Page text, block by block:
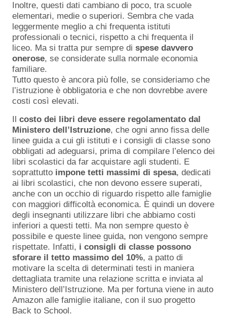
Inoltre, questi dati cambiano di poco, tra scuole
elementari, medie o superiori. Sembra che vada
leggermente meglio a chi frequenta istituti
professionali o tecnici, rispetto a chi frequenta il
liceo. Ma si tratta pur sempre di spese davvero
onerose, se considerate sulla normale economia
familiare.
Tutto questo è ancora più folle, se consideriamo che
l’istruzione è obbligatoria e che non dovrebbe avere
costi così elevati.
Il costo dei libri deve essere regolamentato dal
Ministero dell’Istruzione, che ogni anno fissa delle
linee guida a cui gli istituti e i consigli di classe sono
obbligati ad adeguarsi, prima di compilare l’elenco dei
libri scolastici da far acquistare agli studenti. E
soprattutto impone tetti massimi di spesa, dedicati
ai libri scolastici, che non devono essere superati,
anche con un occhio di riguardo rispetto alle famiglie
con maggiori difficoltà economica. È quindi un dovere
degli insegnanti utilizzare libri che abbiamo costi
inferiori a questi tetti. Ma non sempre questo è
possibile e queste linee guida, non vengono sempre
rispettate. Infatti, i consigli di classe possono
sforare il tetto massimo del 10%, a patto di
motivare la scelta di determinati testi in maniera
dettagliata tramite una relazione scritta e inviata al
Ministero dell’Istruzione. Ma per fortuna viene in auto
Amazon alle famiglie italiane, con il suo progetto
Back to School.